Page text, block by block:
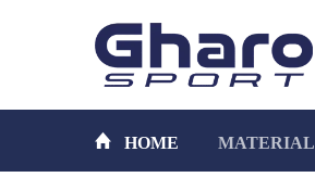
HOME MATERIAL